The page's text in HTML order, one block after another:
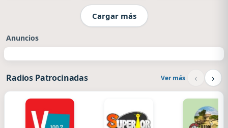
Cargar más
Anuncios
Radios Patrocinadas Ver más ‹ ›